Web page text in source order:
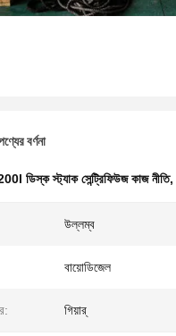
বর্ণনা
ডিস্ক স্ট্যাক সেন্ট্রিফিউজ কাজ নীতি,
উল্লম্ব
বায়োডিজেল
গিয়ার্